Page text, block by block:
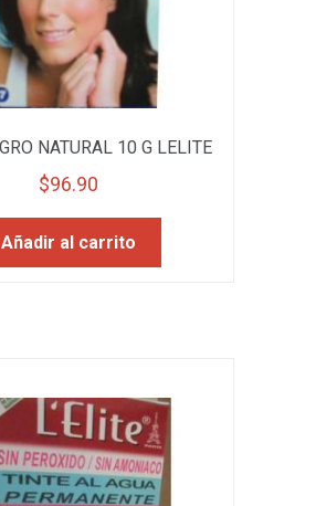
NATURAL 10 G LELITE
$96.90
Añadir al carrito